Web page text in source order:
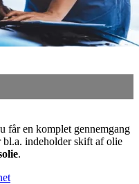
får en komplet gennemgang
bl.a. indeholder skift af olie
.